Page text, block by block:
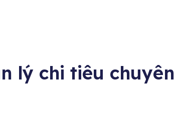
lý chi tiêu chuyên